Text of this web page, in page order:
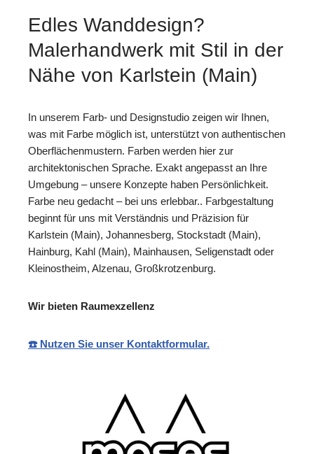
Edles Wanddesign?
Malerhandwerk mit Stil in der
Nähe von Karlstein (Main)
In unserem Farb- und Designstudio zeigen wir Ihnen,
was mit Farbe möglich ist, unterstützt von authentischen
Oberflächenmustern. Farben werden hier zur
architektonischen Sprache. Exakt angepasst an Ihre
Umgebung – unsere Konzepte haben Persönlichkeit.
Farbe neu gedacht – bei uns erlebbar.. Farbgestaltung
beginnt für uns mit Verständnis und Präzision für
Karlstein (Main), Johannesberg, Stockstadt (Main),
Hainburg, Kahl (Main), Mainhausen, Seligenstadt oder
Kleinostheim, Alzenau, Großkrotzenburg.
Wir bieten Raumexzellenz
☎️ Nutzen Sie unser Kontaktformular.